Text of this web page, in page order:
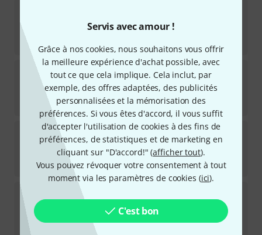
Servis avec amour !
Grâce à nos cookies, nous souhaitons vous offrir
la meilleure expérience d'achat possible, avec
tout ce que cela implique. Cela inclut, par
exemple, des offres adaptées, des publicités
personnalisées et la mémorisation des
préférences. Si vous êtes d'accord, il vous suffit
d'accepter l'utilisation de cookies à des fins de
préférences, de statistiques et de marketing en
cliquant sur "D'accord!" (afficher tout).
Vous pouvez révoquer votre consentement à tout
moment via les paramètres de cookies (ici).
C'est bon
Disponible immédiatement
the sssnake SK366-03-GRN Midi
160
Disponible immédiatement
2,85 €
the sssnakeSK366-5-GRN Midi
160
Disponible immédiatement
4,90€
the sssnake
Disponible immédiatement
2,85€